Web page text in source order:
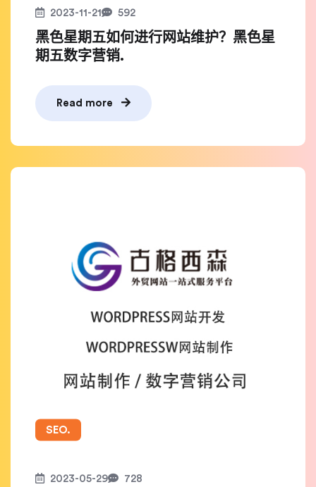
2023-11-21 592
黑色星期五如何进行网站维护？黑色星
期五数字营销.
Read more
SEO.
2023-05-29 728